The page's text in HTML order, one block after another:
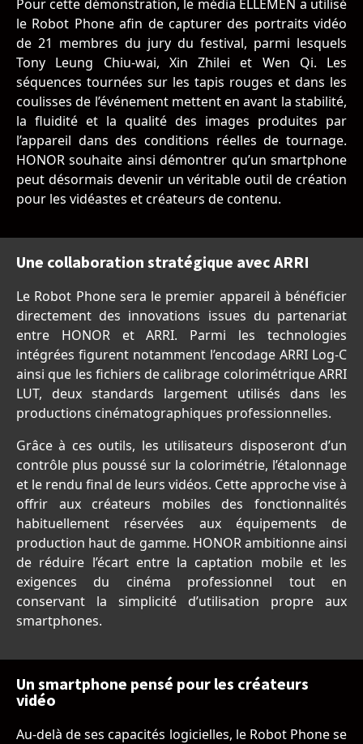
Pour cette démonstration, le média ELLEMEN a utilisé
le Robot Phone afin de capturer des portraits vidéo
de 21 membres du jury du festival, parmi lesquels
Tony Leung Chiu-wai, Xin Zhilei et Wen Qi. Les
séquences tournées sur les tapis rouges et dans les
coulisses de l’événement mettent en avant la stabilité,
la fluidité et la qualité des images produites par
l’appareil dans des conditions réelles de tournage.
HONOR souhaite ainsi démontrer qu’un smartphone
peut désormais devenir un véritable outil de création
pour les vidéastes et créateurs de contenu.
Une collaboration stratégique avec ARRI
Le Robot Phone sera le premier appareil à bénéficier
directement des innovations issues du partenariat
entre HONOR et ARRI. Parmi les technologies
intégrées figurent notamment l’encodage ARRI Log-C
ainsi que les fichiers de calibrage colorimétrique ARRI
LUT, deux standards largement utilisés dans les
productions cinématographiques professionnelles.
Grâce à ces outils, les utilisateurs disposeront d’un
contrôle plus poussé sur la colorimétrie, l’étalonnage
et le rendu final de leurs vidéos. Cette approche vise à
offrir aux créateurs mobiles des fonctionnalités
habituellement réservées aux équipements de
production haut de gamme. HONOR ambitionne ainsi
de réduire l’écart entre la captation mobile et les
exigences du cinéma professionnel tout en
conservant la simplicité d’utilisation propre aux
smartphones.
Un smartphone pensé pour les créateurs
vidéo
Au-delà de ses capacités logicielles, le Robot Phone se